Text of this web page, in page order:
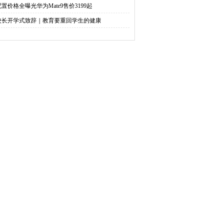
置价格全曝光华为Mate9售价3199起
长开学式致辞｜教育要重回学生的健康